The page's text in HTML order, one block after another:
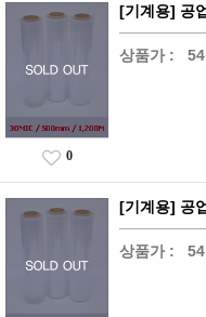
[기계용] 공
상품가 :
0
[기계용] 공
상품가 :